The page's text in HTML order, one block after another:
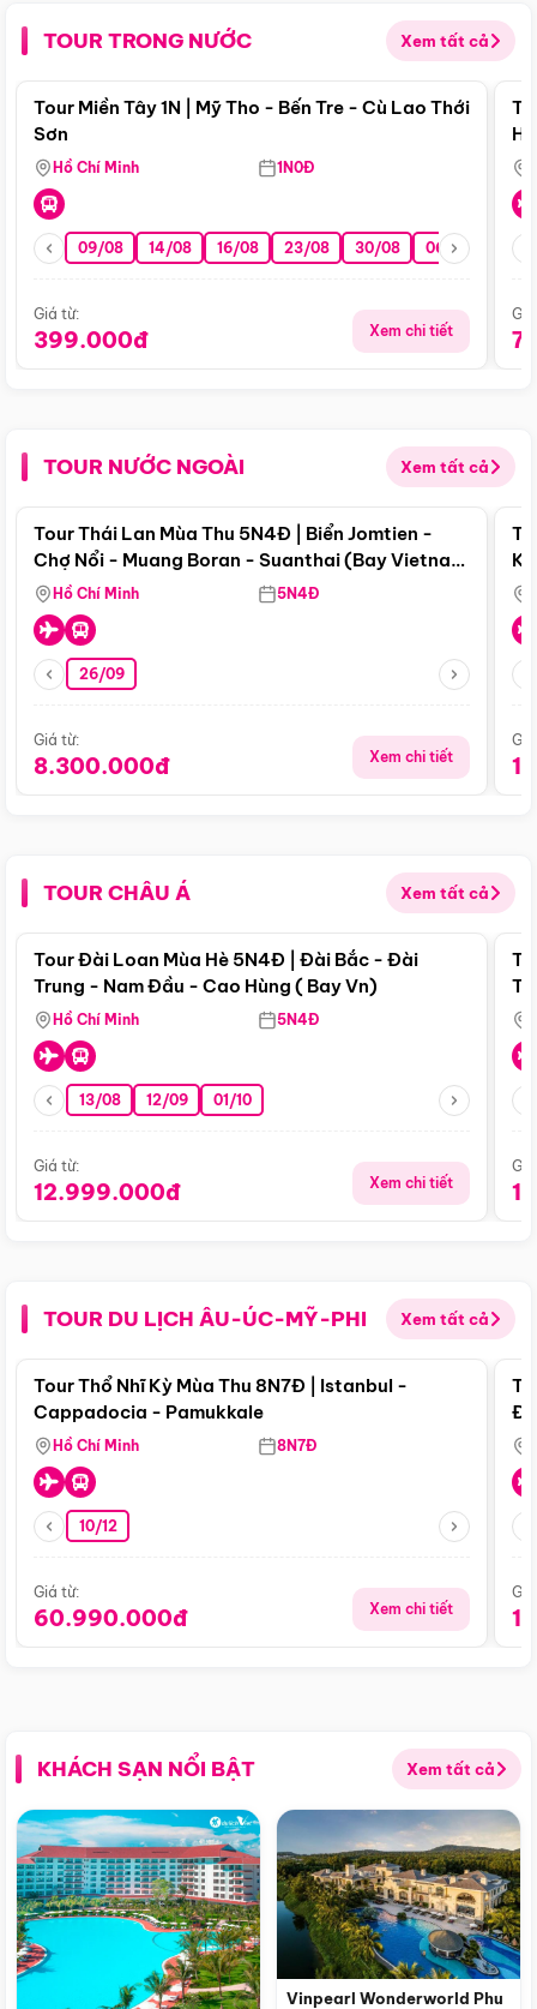
TOUR TRONG NƯỚC Xem tất cả
Điểm nổi bật
Tour Miền Tây 1N | Mỹ Tho - Bến Tre - Cù Lao Thới
Sơn
Hồ Chí Minh 1N0Đ
09/08 14/08 16/08 23/08 30/08 06/09 13/09
Giá từ:
399.000đ Xem chi tiết
TOUR NƯỚC NGOÀI Xem tất cả
Điểm nổi bật
Tour Thái Lan Mùa Thu 5N4Đ | Biển Jomtien -
Chợ Nổi - Muang Boran - Suanthai (Bay Vietnam
Airlines)
Hồ Chí Minh 5N4Đ
26/09
Giá từ:
8.300.000đ Xem chi tiết
TOUR CHÂU Á Xem tất cả
Điểm nổi bật
Tour Đài Loan Mùa Hè 5N4Đ | Đài Bắc - Đài
Trung - Nam Đầu - Cao Hùng ( Bay Vn)
Hồ Chí Minh 5N4Đ
13/08 12/09 01/10
Giá từ:
12.999.000đ Xem chi tiết
TOUR DU LỊCH ÂU-ÚC-MỸ-PHI Xem tất cả
Điểm nổi bật
Tour Thổ Nhĩ Kỳ Mùa Thu 8N7Đ | Istanbul -
Cappadocia - Pamukkale
Hồ Chí Minh 8N7Đ
10/12
Giá từ:
60.990.000đ Xem chi tiết
KHÁCH SẠN NỔI BẬT Xem tất cả
Vinpearl Wonderworld Phu